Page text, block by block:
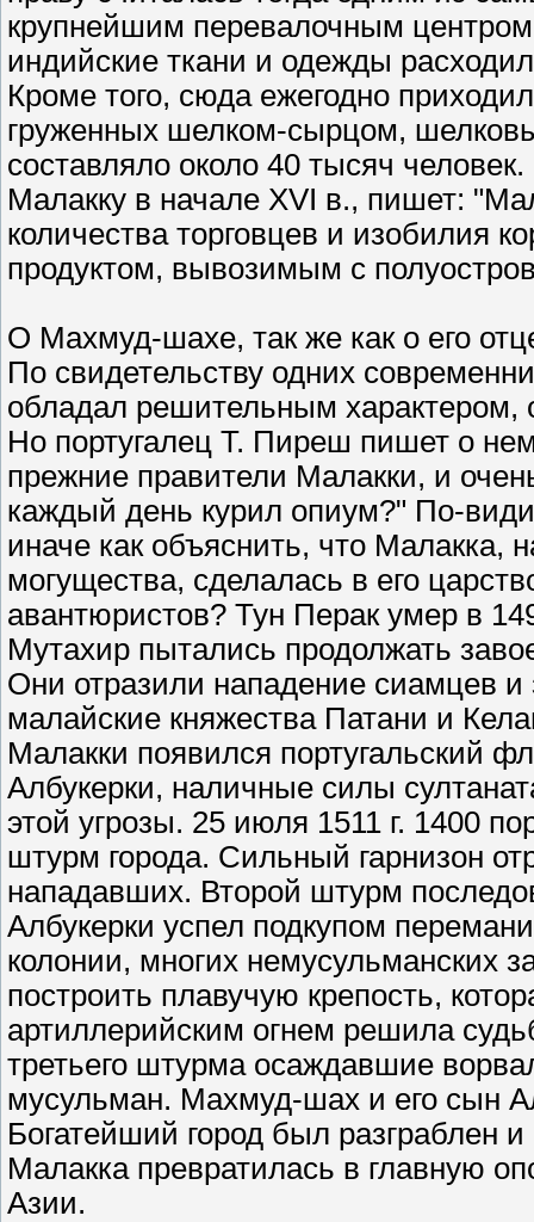
крупнейшим перевалочным
индийские ткани и одежды
Кроме того, сюда ежегодно
груженных шелком-сырцом,
составляло около 40 тысяч
Малакку в начале XVI в., пишет:
количества торговцев и изобилия
продуктом, вывозимым с
О Махмуд-шахе, так же как о его
По свидетельству одних
обладал решительным
Но португалец Т. Пиреш пишет о
прежние правители Малакки, и
каждый день курил опиум?" По-
иначе как объяснить, что Малакка,
могущества, сделалась в его
авантюристов? Тун Перак умер в
Мутахир пытались продолжать
Они отразили нападение сиамцев и
малайские княжества Патани и
Малакки появился португальский
Албукерки, наличные силы
этой угрозы. 25 июля 1511 г. 1400
штурм города. Сильный гарнизон
нападавших. Второй штурм
Албукерки успел подкупом
колонии, многих немусульманских
построить плавучую крепость,
артиллерийским огнем решила
третьего штурма осаждавшие
мусульман. Махмуд-шах и его сын
Богатейший город был разграблен
Малакка превратилась в главную
Азии.